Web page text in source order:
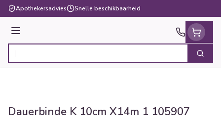
Ga naar de inhoud
Apothekersadvies Snelle beschikbaarheid
Menu
Product, merk, categorie... Zoek
Dauerbinde K 10cm X14m 1 105907